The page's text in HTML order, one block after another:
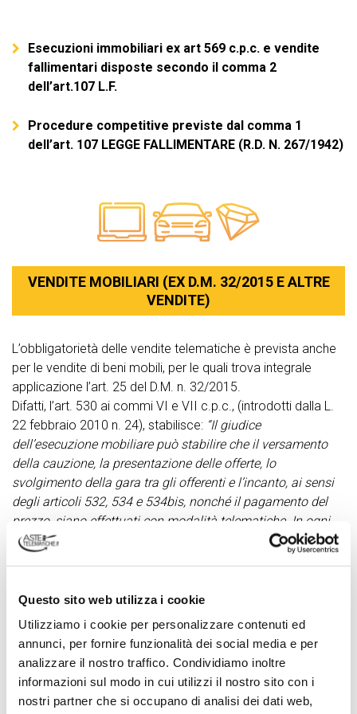
Questo sito web utilizza i cookie
Utilizziamo i cookie per personalizzare contenuti ed
annunci, per fornire funzionalità dei social media e per
analizzare il nostro traffico. Condividiamo inoltre
informazioni sul modo in cui utilizzi il nostro sito con i
nostri partner che si occupano di analisi dei dati web,
Esecuzioni immobiliari ex art 569 c.p.c. e vendite
fallimentari disposte secondo il comma 2
dell’art.107 L.F.
Procedure competitive previste dal comma 1
dell’art. 107 LEGGE FALLIMENTARE (R.D. N. 267/1942)
VENDITE MOBILIARI (EX D.M. 32/2015 E ALTRE
VENDITE)
L’obbligatorietà delle vendite telematiche è prevista anche
per le vendite di beni mobili, per le quali trova integrale
applicazione l’art. 25 del D.M. n. 32/2015.
Difatti, l’art. 530 ai commi VI e VII c.p.c., (introdotti dalla L.
22 febbraio 2010 n. 24), stabilisce: “Il giudice
dell’esecuzione mobiliare può stabilire che il versamento
della cauzione, la presentazione delle offerte, lo
svolgimento della gara tra gli offerenti e l’incanto, ai sensi
degli articoli 532, 534 e 534bis, nonché il pagamento del
prezzo, siano effettuati con modalità telematiche. In ogni
caso il giudice dell’esecuzione può disporre che sia
effettuata la pubblicità prevista dall’articolo 490, secondo
termine per la presentazione delle offerte o della data
dell’incanto”
Anche le vendite tramite commissionario vanno svolte nelle
forme stabilite dal D.M. n. 32/2015. Se da una parte, l’art.
532 c.p.c. prevede che “Il giudice dell'esecuzione dispone
la vendita senza incanto o tramite commissionario dei beni